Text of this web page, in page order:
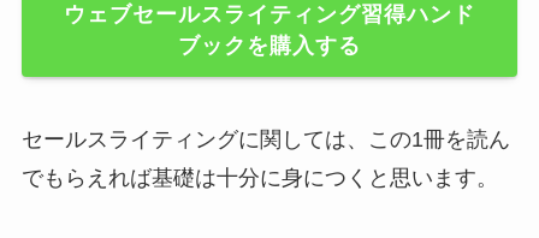
ウェブセールスライティング習得ハンド
ブック を購入する
セールスライティングに関しては、この1冊を読ん
でもらえれば基礎は十分に身につくと思います。